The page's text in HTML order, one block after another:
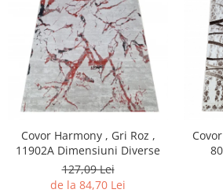
Covor Harmony , Gri Roz ,
11902A Dimensiuni Diverse
127,09 Lei
de la 84,70 Lei